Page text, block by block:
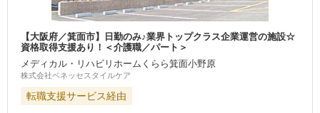
【大阪府／箕面市】日勤のみ♪業界トップクラス企業運営の施設☆
資格取得支援あり！＜介護職／パート＞
メディカル・リハビリホームくらら箕面小野原
株式会社ベネッセスタイルケア
転職支援サービス経由